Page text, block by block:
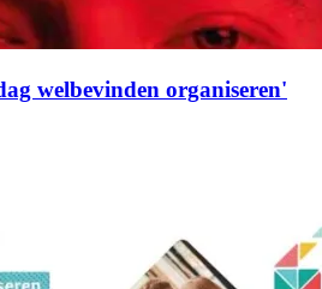
welbevinden organiseren'